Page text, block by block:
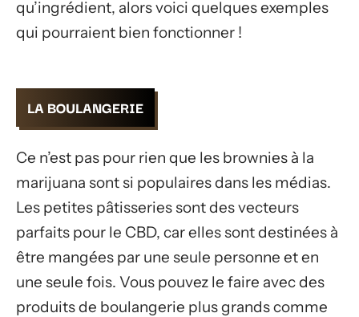
qu’ingrédient, alors voici quelques exemples
qui pourraient bien fonctionner !
LA BOULANGERIE
Ce n’est pas pour rien que les brownies à la
marijuana sont si populaires dans les médias.
Les petites pâtisseries sont des vecteurs
parfaits pour le CBD, car elles sont destinées à
être mangées par une seule personne et en
une seule fois. Vous pouvez le faire avec des
produits de boulangerie plus grands comme